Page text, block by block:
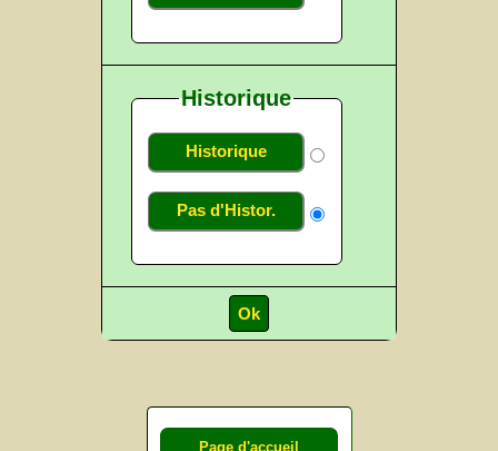
Historique
Historique
Pas d'Histor.
Page d'accueil